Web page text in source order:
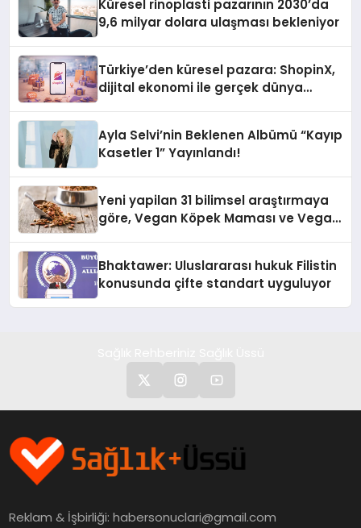
Küresel rinoplasti pazarının 2030’da
9,6 milyar dolara ulaşması bekleniyor
Türkiye’den küresel pazara: ShopinX,
dijital ekonomi ile gerçek dünya
Ayla Selvi’nin Beklenen Albümü “Kayıp
Kasetler 1” Yayınlandı!
Yeni yapilan 31 bilimsel araştırmaya
göre, Vegan Köpek Maması ve Vegan
Bhaktawer: Uluslararası hukuk Filistin
konusunda çifte standart uyguluyor
Reklam & İşbirliği:habersonuclari@gmail.com